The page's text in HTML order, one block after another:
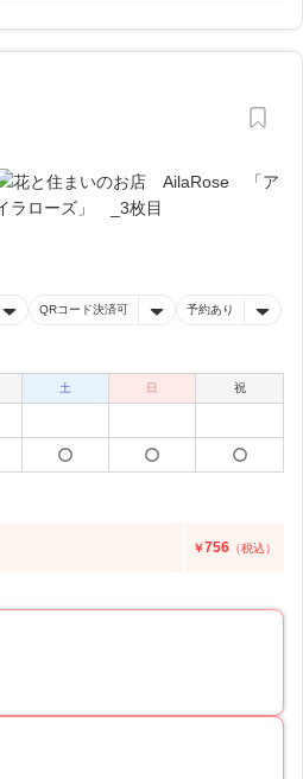
QRコード決済可 予約あり
土 日 祝
￥756 （税込）